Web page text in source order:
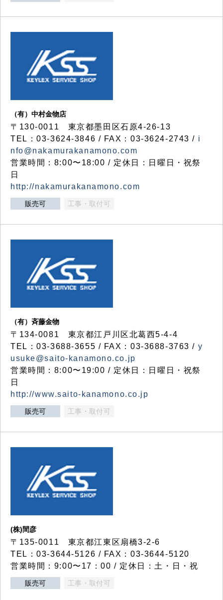
（有）中村金物店
〒130-0011 東京都墨田区石原4-26-13
TEL：03-3624-3846 / FAX：03-3624-2743 / i
nfo@nakamurakanamono.com
営業時間：8:00〜18:00 / 定休日：日曜日・祝祭
日
http://nakamurakanamono.com
販売可 工事・取付可
（有）斉藤金物
〒134-0081 東京都江戸川区北葛西5-4-4
TEL：03-3688-3655 / FAX：03-3688-3763 / y
usuke@saito-kanamono.co.jp
営業時間：8:00〜19:00 / 定休日：日曜日・祝祭
日
http://www.saito-kanamono.co.jp
販売可 工事・取付可
(株)間彦
〒135-0011 東京都江東区扇橋3-2-6
TEL：03-3644-5126 / FAX：03-3644-5120
営業時間：9:00〜17：00 / 定休日：土・日・祝
販売可 工事・取付可